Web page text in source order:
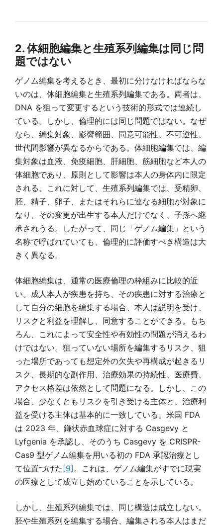
2. 体細胞編集と生殖系列編集は同じ問
題ではない
ゲノム編集を考えるとき、最初に分けなければならな
いのは、体細胞編集と生殖系列編集である。両者は、
DNA を狙って変更するという技術的形式では連続し
ている。しかし、倫理的には同じ問題ではない。なぜ
なら、編集対象、影響範囲、同意可能性、不可逆性、
世代間影響が異なるからである。体細胞編集では、編
集対象は血液、免疫細胞、肝細胞、筋細胞など本人の
体細胞であり、原則として影響は本人の身体内に限定
される。これに対して、生殖系列編集では、受精卵、
胚、精子、卵子、またはそれらに連なる細胞が対象に
なり、その変更が出生する本人だけでなく、子孫へ継
承されうる。したがって、同じ「ゲノム編集」という
名称で呼ばれていても、倫理的に評価すべき構造は大
きく異なる。
体細胞編集は、通常の医療倫理の枠組みに比較的近
い。成人本人が疾患を持ち、その疾患に対する治療と
して自分の細胞を編集する場合、本人は説明を受け、
リスクと利益を理解し、同意することができる。もち
ろん、これによって安全性や有効性の問題が消えるわ
けではない。狙っていない場所を編集するリスク、狙
った場所であっても想定外の欠失や再構成が起きるリ
スク、長期的な副作用、治療効果の持続性、医療費、
アクセス格差は依然として問題になる。しかし、この
場合、少なくともリスクを引き受ける主体と、治療利
益を受ける主体は基本的に一致している。米国 FDA
は 2023 年、鎌状赤血球症に対する Casgevy と
Lyfgenia を承認し、そのうち Casgevy を CRISPR-
Cas9 型ゲノム編集を用いる初の FDA 承認治療とし
て位置づけた[9] 。これは、ゲノム編集がすでに現実
の医療として成立し始めていることを示している。
しかし、生殖系列編集では、同じ構造は成立しない。
胚や生殖系列を編集する場合、編集される本人はまだ